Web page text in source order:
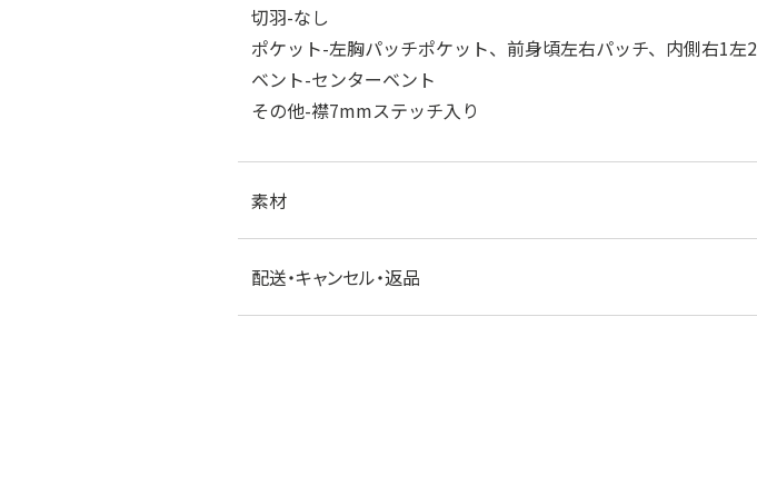
切羽-なし
ポケット-左胸パッチポケット、前身頃左右パッチ、内側右1左2
ベント-センターベント
その他-襟7mmステッチ入り
素材
配送・キャンセル・返品